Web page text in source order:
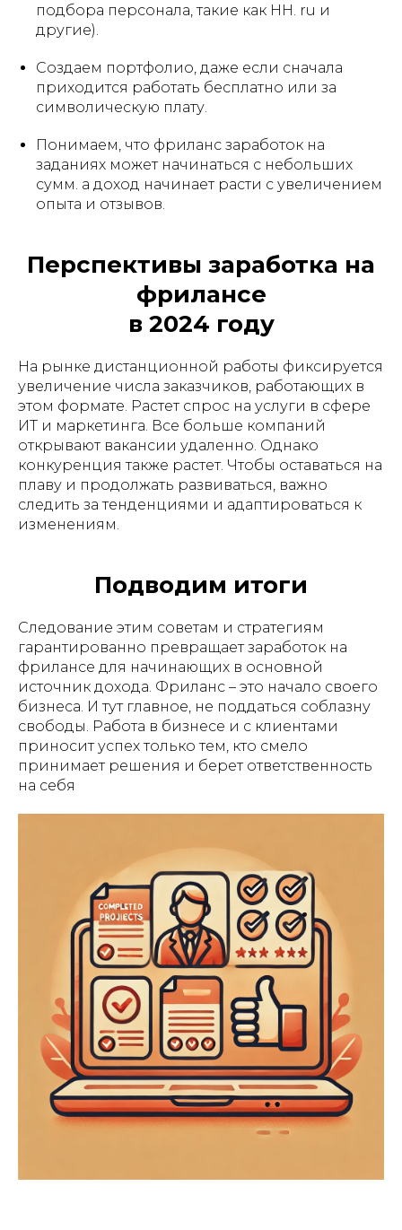
подбора персонала, такие как HH. ru и
другие).
Создаем портфолио, даже если сначала
приходится работать бесплатно или за
символическую плату.
Понимаем, что фриланс заработок на
заданиях может начинаться с небольших
сумм. а доход начинает расти с увеличением
опыта и отзывов.
Перспективы заработка на
фрилансе
в 2024 году
На рынке дистанционной работы фиксируется
увеличение числа заказчиков, работающих в
этом формате. Растет спрос на услуги в сфере
ИТ и маркетинга. Все больше компаний
открывают вакансии удаленно. Однако
конкуренция также растет. Чтобы оставаться на
плаву и продолжать развиваться, важно
следить за тенденциями и адаптироваться к
изменениям.
Подводим итоги
Следование этим советам и стратегиям
гарантированно превращает заработок на
фрилансе для начинающих в основной
источник дохода. Фриланс – это начало своего
бизнеса. И тут главное, не поддаться соблазну
свободы. Работа в бизнесе и с клиентами
приносит успех только тем, кто смело
принимает решения и берет ответственность
на себя